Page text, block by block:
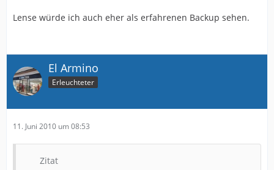
Lense würde ich auch eher als erfahrenen Backup sehen.
El Armino
Erleuchteter
11. Juni 2010 um 08:53
Zitat